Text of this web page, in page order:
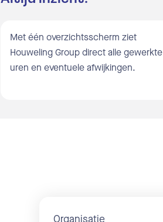
Met één overzichtsscherm ziet
Houweling Group direct alle gewerkte
uren en eventuele afwijkingen.